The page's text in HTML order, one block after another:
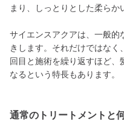
まり、しっとりとした柔らか
サイエンスアクアは、一般的
きします。それだけではなく
回目と施術を繰り返すほど、
なるという特長もあります。
通常のトリートメントと